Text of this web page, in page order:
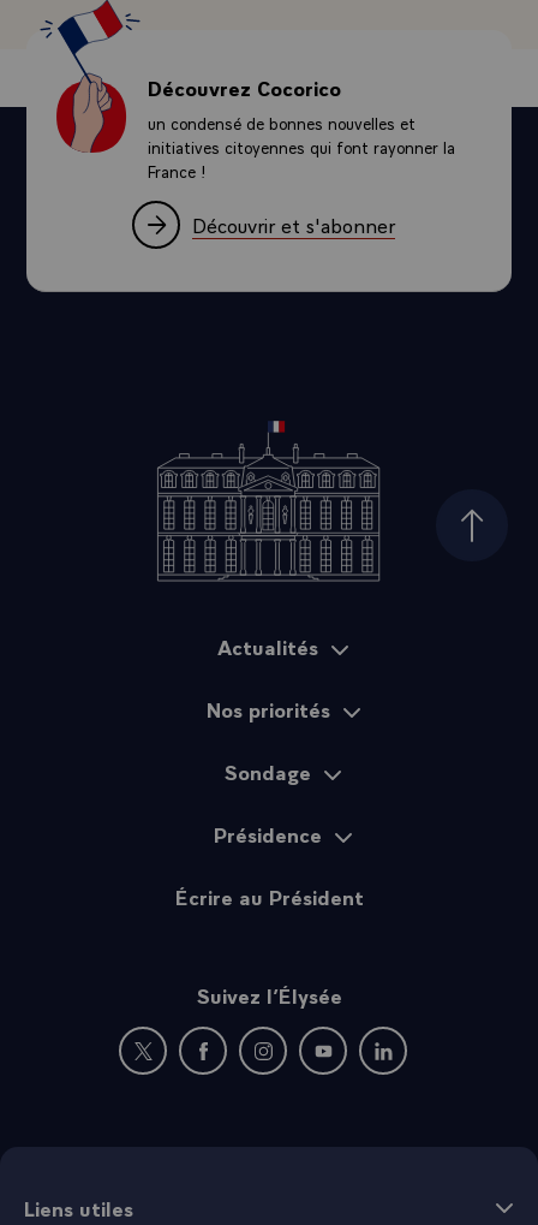
Découvrez Cocorico
un condensé de bonnes nouvelles et
initiatives citoyennes qui font rayonner la
France !
Découvrir et s'abonner
Haut
Actualités
Nos priorités
Sondage
Présidence
Écrire au Président
Suivez l’Élysée
Nouvelle fenêtre : rejoignez-nous sur Twitter
Nouvelle fenêtre : rejoignez-nous sur
Nouvelle fenêtre : rejoignez-nous
Nouvelle fenêtre :
Nouvelle fenêtre :
Liens utiles